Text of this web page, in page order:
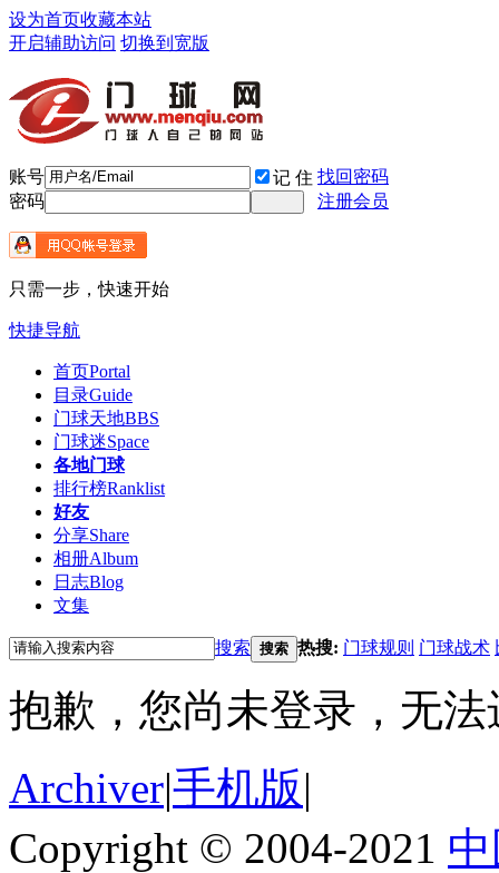
设为首页收藏本站
开启辅助访问 切换到宽版
账号 记 住 找回密码
密码
注册会员
只需一步，快速开始
快捷导航
首页Portal
目录Guide
门球天地BBS
门球迷Space
各地门球
排行榜Ranklist
好友
分享Share
相册Album
日志Blog
文集
搜索 搜索 热搜: 门球规则 门球战术
抱歉，您尚未登录，无
Archiver|手机版|
Copyright © 2004-2021